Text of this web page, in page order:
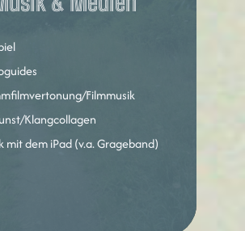
Filmmusik
Klangcollagen
mit dem iPad (v.a. Grageband)